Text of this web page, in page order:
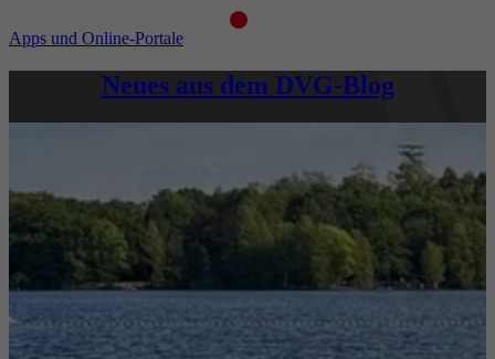
Apps und Online-Portale
Neues aus dem DVG-Blog